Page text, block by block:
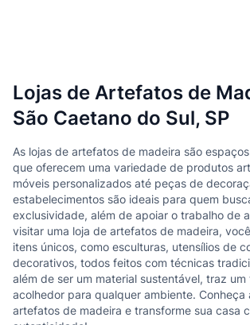
Lojas de Artefatos de
São Caetano do Sul, SP
As lojas de artefatos de madeira são
que oferecem uma variedade de produtos
móveis personalizados até peças de
estabelecimentos são ideais para quem
exclusividade, além de apoiar o trabalho de
visitar uma loja de artefatos de madeira,
itens únicos, como esculturas, utensílios de
decorativos, todos feitos com técnicas
além de ser um material sustentável, traz
acolhedor para qualquer ambiente. Conheça
artefatos de madeira e transforme sua casa